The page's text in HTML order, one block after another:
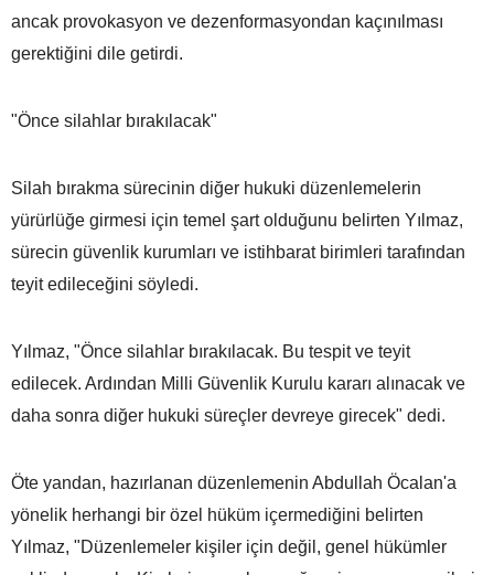
ancak provokasyon ve dezenformasyondan kaçınılması
gerektiğini dile getirdi.
"Önce silahlar bırakılacak"
Silah bırakma sürecinin diğer hukuki düzenlemelerin
yürürlüğe girmesi için temel şart olduğunu belirten Yılmaz,
sürecin güvenlik kurumları ve istihbarat birimleri tarafından
teyit edileceğini söyledi.
Yılmaz, "Önce silahlar bırakılacak. Bu tespit ve teyit
edilecek. Ardından Milli Güvenlik Kurulu kararı alınacak ve
daha sonra diğer hukuki süreçler devreye girecek" dedi.
Öte yandan, hazırlanan düzenlemenin Abdullah Öcalan'a
yönelik herhangi bir özel hüküm içermediğini belirten
Yılmaz, "Düzenlemeler kişiler için değil, genel hükümler